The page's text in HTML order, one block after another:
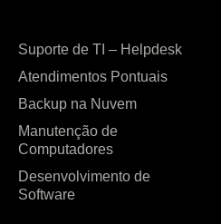
Suporte de TI – Helpdesk
Atendimentos Pontuais
Backup na Nuvem
Manutenção de
Computadores
Desenvolvimento de
Software